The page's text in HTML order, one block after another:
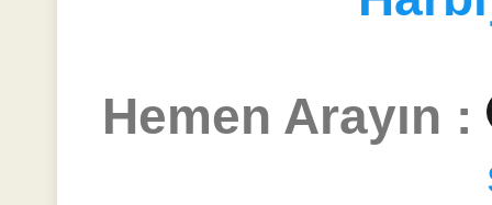
Hemen Arayın :